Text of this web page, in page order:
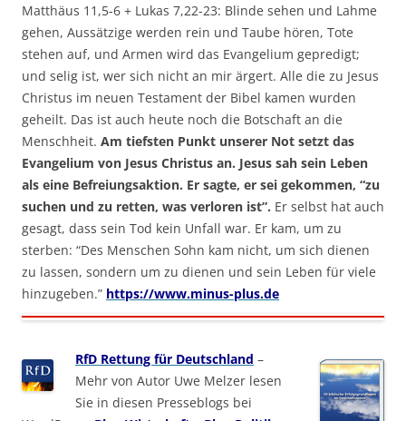
Matthäus 11,5-6 + Lukas 7,22-23: Blinde sehen und Lahme
gehen, Aussätzige werden rein und Taube hören, Tote
stehen auf, und Armen wird das Evangelium gepredigt;
und selig ist, wer sich nicht an mir ärgert. Alle die zu Jesus
Christus im neuen Testament der Bibel kamen wurden
geheilt. Das ist auch heute noch die Botschaft an die
Menschheit. Am tiefsten Punkt unserer Not setzt das
Evangelium von Jesus Christus an. Jesus sah sein Leben
als eine Befreiungsaktion. Er sagte, er sei gekommen, “zu
suchen und zu retten, was verloren ist”. Er selbst hat auch
gesagt, dass sein Tod kein Unfall war. Er kam, um zu
sterben: “Des Menschen Sohn kam nicht, um sich dienen
zu lassen, sondern um zu dienen und sein Leben für viele
hinzugeben.” https://www.minus-plus.de
RfD Rettung für Deutschland –
Mehr von Autor Uwe Melzer lesen
Sie in diesen Presseblogs bei